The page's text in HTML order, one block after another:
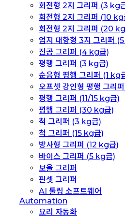
회전형 2지 그리퍼 (3 kg
회전형 2지 그리퍼 (10 kg
회전형 2지 그리퍼 (20
엄지 대향형 3지 그리퍼
진공 그리퍼 (4 kg급)
평행 그리퍼 (3 kg급)
순응형 평행 그리퍼 (1 kg
오프셋 강인형 평행 그리
평행 그리퍼 (11/15 kg급)
평행 그리퍼 (30 kg급)
척 그리퍼 (3 kg급)
척 그리퍼 (15 kg급)
방사형 그리퍼 (12 kg급)
바이스 그리퍼 (5 kg급)
보울 그리퍼
핀셋 그리퍼
AI 툴링 소프트웨어
Automation
요리 자동화